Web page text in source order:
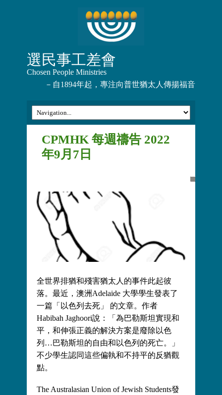
選民事工差會
Chosen People Ministries
－自1894年起，專注向普世猶太人傳揚福音
CPMHK 每週禱告 2022
年9月7日
全世界排猶和殘害猶太人的事件此起彼
落。最近，澳洲Adelaide 大學學生發表了
一篇「以色列去死」 的文章。作者
Habibah Jaghoori說：「為巴勒斯坦實現和
平，和伸張正義的解決方案是廢除以色
列…巴勒斯坦的自由和以色列的死亡。」
不少學生認同這些偏執和不持平的反猶觀
點。
The Australasian Union of Jewish Students發